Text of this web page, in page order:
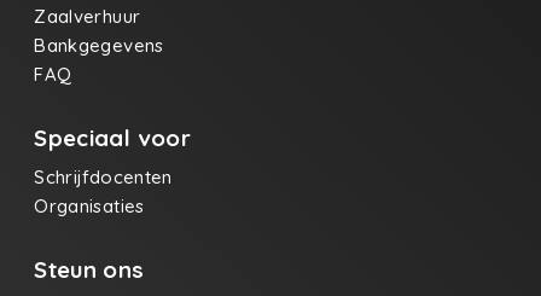
Zaalverhuur
Bankgegevens
FAQ
Speciaal voor
Schrijfdocenten
Organisaties
Steun ons